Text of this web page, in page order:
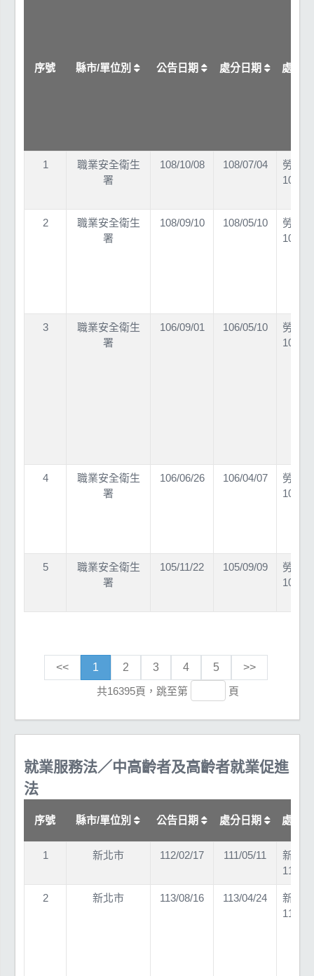
序號 縣市/單位別 公告日期 處分日期 處分
1
職業安全衛生
署
108/10/08 108/07/04
勞職
2
職業安全衛生
署
108/09/10 108/05/10
勞職
3
職業安全衛生
署
106/09/01 106/05/10
勞職
4
職業安全衛生
署
106/06/26 106/04/07
勞職
5
職業安全衛生
署
105/11/22 105/09/09
勞職
<< 1 2 3 4 5
>>
共16395頁，跳至第
頁
就業服務法／中高齡者及高齡者就業促進
法
序號 縣市/單位別 公告日期 處分日期 處分
1 新北市 112/02/17 111/05/11
新北
2 新北市 113/08/16 113/04/24
新北